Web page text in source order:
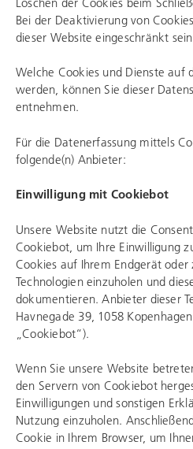
Bei der Deaktivierung von
dieser Website eingeschränkt
Welche Cookies und Dienste auf
werden, können Sie dieser
entnehmen.
Für die Datenerfassung mittels
folgende(n) Anbieter:
Einwilligung mit Cookiebot
Unsere Website nutzt die
Cookiebot, um Ihre Einwilligung
Cookies auf Ihrem Endgerät
Technologien einzuholen und
dokumentieren. Anbieter dieser
Havnegade 39, 1058
„Cookiebot“).
Wenn Sie unsere Website
den Servern von Cookiebot
Einwilligungen und sonstigen
Nutzung einzuholen.
Cookie in Ihrem Browser, um